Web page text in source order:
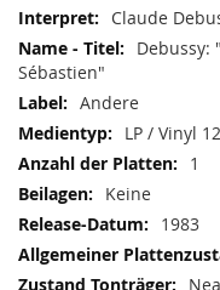
Claude
Debussy:
Sébastien"
Andere
LP / Vinyl
1
Keine
1983